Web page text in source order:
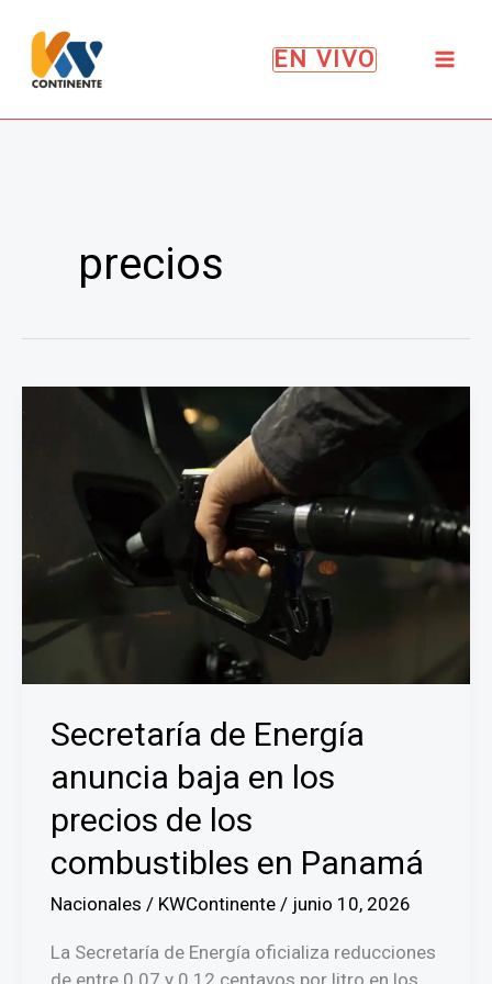
contenido
EN VIVO
precios
Secretaría de Energía
anuncia baja en los
precios de los
combustibles en Panamá
Nacionales / KWContinente / junio 10, 2026
La Secretaría de Energía oficializa reducciones